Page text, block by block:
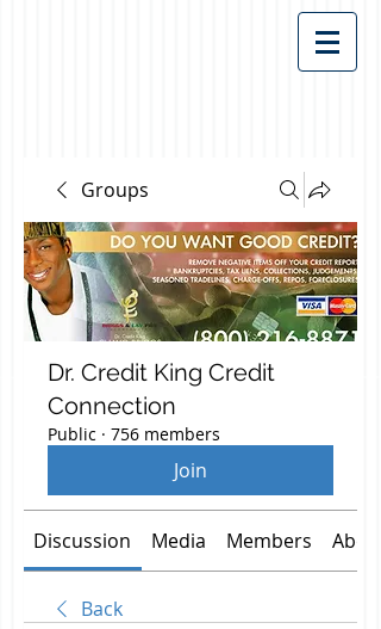
Groups
Dr. Credit King Credit
Connection
Public · 756 members
Join
Discussion Media Members About
Back